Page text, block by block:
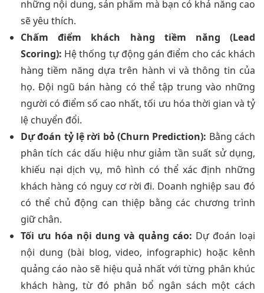
những nội dung, sản phẩm mà bạn có khả năng cao
sẽ yêu thích.
Chấm điểm khách hàng tiềm năng (Lead
Scoring): Hệ thống tự động gán điểm cho các khách
hàng tiềm năng dựa trên hành vi và thông tin của
họ. Đội ngũ bán hàng có thể tập trung vào những
người có điểm số cao nhất, tối ưu hóa thời gian và tỷ
lệ chuyển đổi.
Dự đoán tỷ lệ rời bỏ (Churn Prediction): Bằng cách
phân tích các dấu hiệu như giảm tần suất sử dụng,
khiếu nại dịch vụ, mô hình có thể xác định những
khách hàng có nguy cơ rời đi. Doanh nghiệp sau đó
có thể chủ động can thiệp bằng các chương trình
giữ chân.
Tối ưu hóa nội dung và quảng cáo: Dự đoán loại
nội dung (bài blog, video, infographic) hoặc kênh
quảng cáo nào sẽ hiệu quả nhất với từng phân khúc
khách hàng, từ đó phân bổ ngân sách một cách